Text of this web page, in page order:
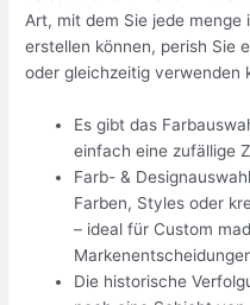
Art, mit dem Sie jede
erstellen können, perish Sie
oder gleichzeitig verwenden
Es gibt das
einfach eine zufällige
Farb- &
Farben, Styles oder
– ideal für Custom
Die historische